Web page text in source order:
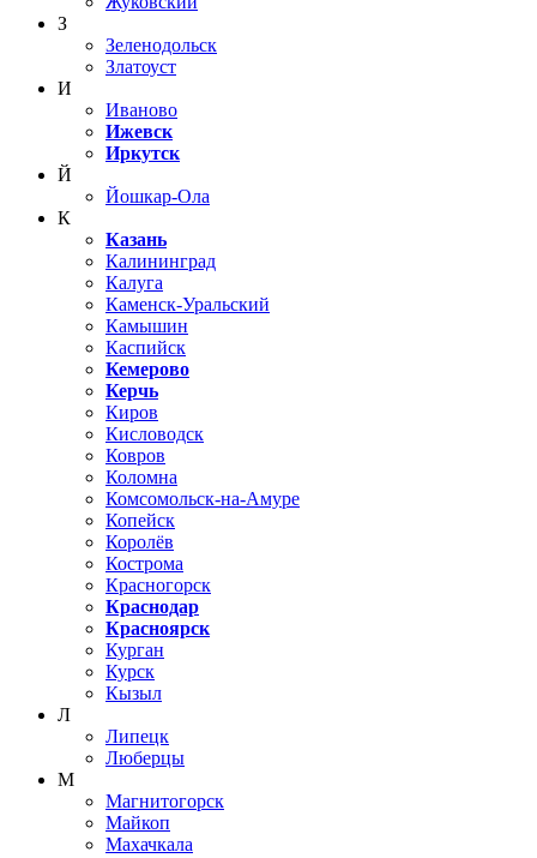
З
Зеленодольск
Златоуст
И
Иваново
Ижевск
Иркутск
Й
Йошкар-Ола
К
Казань
Калининград
Калуга
Каменск-Уральский
Камышин
Каспийск
Кемерово
Керчь
Киров
Кисловодск
Ковров
Коломна
Комсомольск-на-Амуре
Копейск
Королёв
Кострома
Красногорск
Краснодар
Красноярск
Курган
Курск
Кызыл
Л
Липецк
Люберцы
М
Магнитогорск
Майкоп
Махачкала